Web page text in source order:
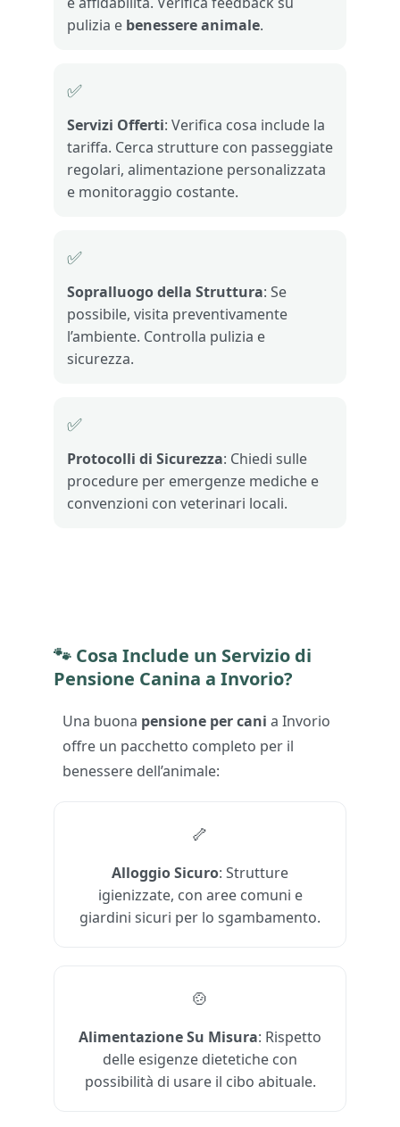
pulizia e benessere animale.
✅
Servizi Offerti: Verifica cosa include la
tariffa. Cerca strutture con passeggiate
regolari, alimentazione personalizzata
e monitoraggio costante.
✅
Sopralluogo della Struttura: Se
possibile, visita preventivamente
l’ambiente. Controlla pulizia e
sicurezza.
✅
Protocolli di Sicurezza: Chiedi sulle
procedure per emergenze mediche e
convenzioni con veterinari locali.
🐾 Cosa Include un Servizio di
Pensione Canina a Invorio?
Una buona pensione per cani a Invorio
offre un pacchetto completo per il
benessere dell’animale:
🦴
Alloggio Sicuro: Strutture
igienizzate, con aree comuni e
giardini sicuri per lo sgambamento.
🍲
Alimentazione Su Misura: Rispetto
delle esigenze dietetiche con
possibilità di usare il cibo abituale.